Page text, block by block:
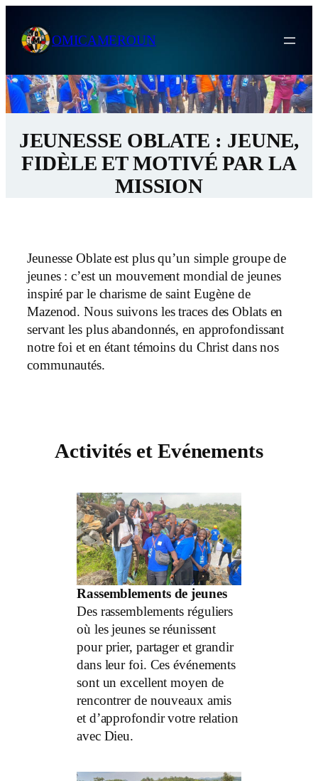
content
OMICAMEROUN
JEUNESSE OBLATE : JEUNE,
FIDÈLE ET MOTIVÉ PAR LA
MISSION
Jeunesse Oblate est plus qu’un simple groupe de
jeunes : c’est un mouvement mondial de jeunes
inspiré par le charisme de saint Eugène de
Mazenod. Nous suivons les traces des Oblats en
servant les plus abandonnés, en approfondissant
notre foi et en étant témoins du Christ dans nos
communautés.
Activités et Evénements
Rassemblements de jeunes
Des rassemblements réguliers
où les jeunes se réunissent
pour prier, partager et grandir
dans leur foi. Ces événements
sont un excellent moyen de
rencontrer de nouveaux amis
et d’approfondir votre relation
avec Dieu.